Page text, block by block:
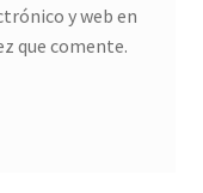
y web en
que comente.